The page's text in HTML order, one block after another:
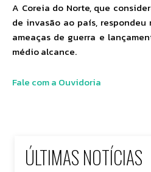
A Coreia do Norte, que
de invasão ao país, respondeu
ameaças de guerra e
médio alcance.
Fale com a Ouvidoria
ÚLTIMAS NOTÍCIAS